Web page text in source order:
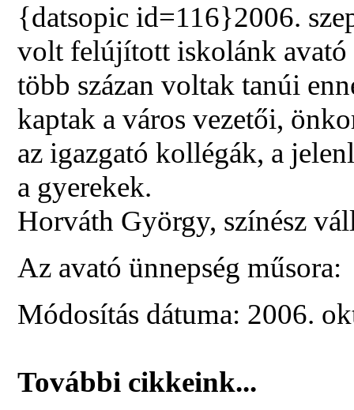
{datsopic id=116}2006.
volt felújított iskolánk
több százan voltak tanúi
kaptak a város vezetői,
az igazgató kollégák, a
a gyerekek.
Horváth György, színész
Az avató ünnepség műsora:
Módosítás dátuma: 2006.
További cikkeink...